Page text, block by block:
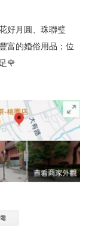
好月圓、珠聯璧
富的婚俗用品；位
🌹